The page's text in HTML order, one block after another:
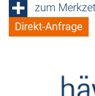
zum
Direkt-Anfrage